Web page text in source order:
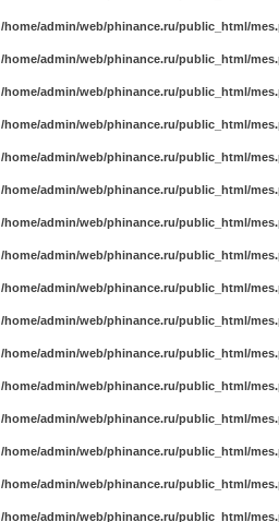
/home/admin/web/phinance.ru/public_html/
/home/admin/web/phinance.ru/public_html/
/home/admin/web/phinance.ru/public_html/
/home/admin/web/phinance.ru/public_html/
/home/admin/web/phinance.ru/public_html/
/home/admin/web/phinance.ru/public_html/
/home/admin/web/phinance.ru/public_html/
/home/admin/web/phinance.ru/public_html/
/home/admin/web/phinance.ru/public_html/
/home/admin/web/phinance.ru/public_html/
/home/admin/web/phinance.ru/public_html/
/home/admin/web/phinance.ru/public_html/
/home/admin/web/phinance.ru/public_html/
/home/admin/web/phinance.ru/public_html/
/home/admin/web/phinance.ru/public_html/
/home/admin/web/phinance.ru/public_html/